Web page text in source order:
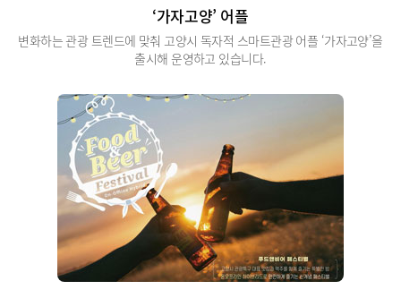
‘가자고양’ 어플
변화하는 관광 트렌드에 맞춰 고양시 독자적 스마트관광 어플 ‘가자고양’을
출시해 운영하고 있습니다.